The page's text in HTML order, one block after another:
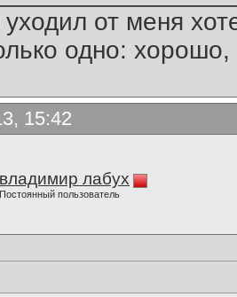
уходил от меня
одно:
15:42
владимир лабух
Постоянный пользователь